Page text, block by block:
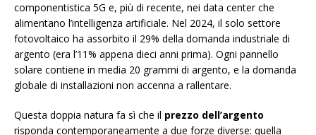
componentistica 5G e, più di recente, nei data center che
alimentano l’intelligenza artificiale. Nel 2024, il solo settore
fotovoltaico ha assorbito il 29% della domanda industriale di
argento (era l’11% appena dieci anni prima). Ogni pannello
solare contiene in media 20 grammi di argento, e la domanda
globale di installazioni non accenna a rallentare.
Questa doppia natura fa sì che il prezzo dell’argento
risponda contemporaneamente a due forze diverse: quella